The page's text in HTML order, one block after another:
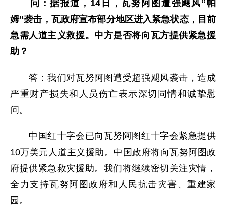
问：据报道，14日，瓦努阿图遭强飓风“帕
姆”袭击，瓦政府宣布部分地区进入紧急状态， 目前
急需人道主义救援。中方是否将向瓦方提供紧急援
助？
答：我们对瓦努阿图遭受超强飓风袭击，造成
严重财产损失和人员伤亡表示深切同情和诚挚慰
问。
中国红十字会已向瓦努阿图红十字会紧急提供
10万美元人道主义援助。中国政府将向瓦努阿图政
府提供紧急救灾援助。我们将继续密切关注灾情，
全力支持瓦努阿图政府和人民抗击灾害、重建家
园。